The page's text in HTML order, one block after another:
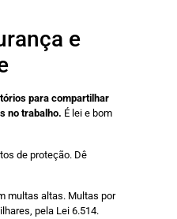
e
para compartilhar
no trabalho. É lei e bom
de proteção. Dê
multas altas. Multas por
pela Lei 6.514.